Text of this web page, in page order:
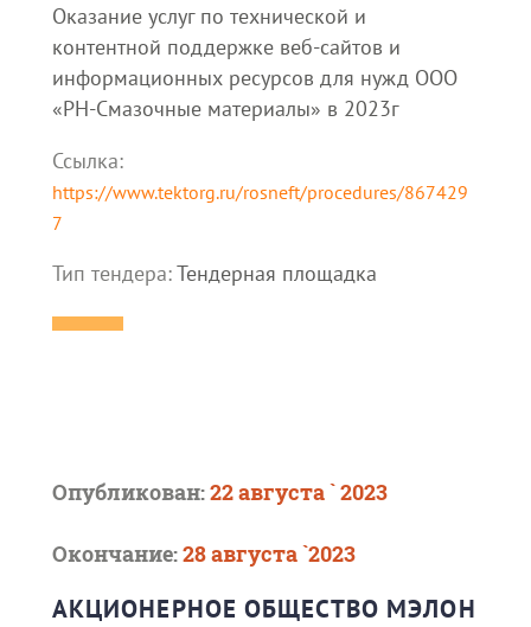
Оказание услуг по технической и
контентной поддержке веб-сайтов и
информационных ресурсов для нужд ООО
«РН-Смазочные материалы» в 2023г
Ссылка:
https://www.tektorg.ru/rosneft/procedures/867429
7
Тип тендера:Тендерная площадка
Опубликован:22 августа ` 2023
Окончание:28 августа `2023
АКЦИОНЕРНОЕ ОБЩЕСТВО МЭЛОН